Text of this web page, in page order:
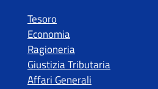
Tesoro
Economia
Ragioneria
Giustizia Tributaria
Affari Generali